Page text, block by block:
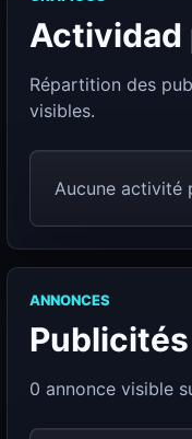
Actividad
Répartition des
visibles.
Aucune activité
ANNONCES
0 annonce visible